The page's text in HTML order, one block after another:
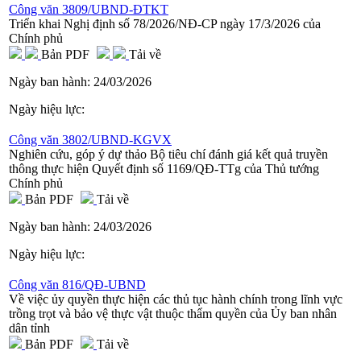
Công văn 3809/UBND-ĐTKT
Triển khai Nghị định số 78/2026/NĐ-CP ngày 17/3/2026 của
Chính phủ
Bản PDF
Tải về
Ngày ban hành: 24/03/2026
Ngày hiệu lực:
Công văn 3802/UBND-KGVX
Nghiên cứu, góp ý dự thảo Bộ tiêu chí đánh giá kết quả truyền
thông thực hiện Quyết định số 1169/QĐ-TTg của Thủ tướng
Chính phủ
Bản PDF
Tải về
Ngày ban hành: 24/03/2026
Ngày hiệu lực:
Công văn 816/QĐ-UBND
Về việc ủy quyền thực hiện các thủ tục hành chính trong lĩnh vực
trồng trọt và bảo vệ thực vật thuộc thẩm quyền của Ủy ban nhân
dân tỉnh
Bản PDF
Tải về